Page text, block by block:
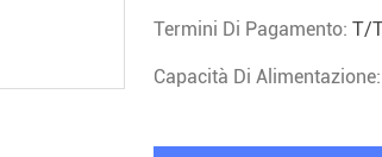
Termini Di Pagamento: T/
Capacità Di Alimentazione: